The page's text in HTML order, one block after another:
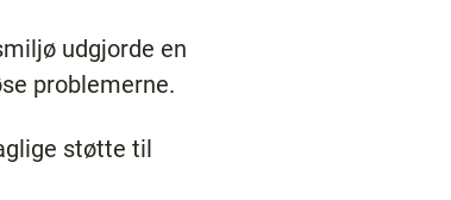
udgjorde en
problemerne.
støtte til